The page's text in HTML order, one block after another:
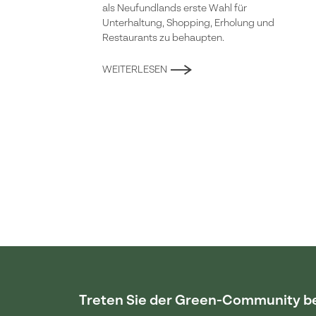
als Neufundlands erste Wahl für
Unterhaltung, Shopping, Erholung und
Restaurants zu behaupten.
WEITERLESEN
Treten Sie der Green-Community